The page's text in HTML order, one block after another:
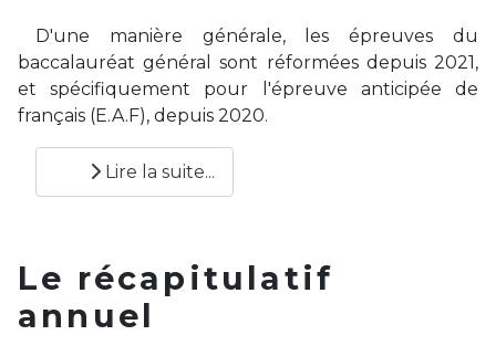
D'une manière générale, les épreuves du
baccalauréat général sont réformées depuis 2021,
et spécifiquement pour l'épreuve anticipée de
français (E.A.F), depuis 2020.
Lire la suite...
Le récapitulatif
annuel